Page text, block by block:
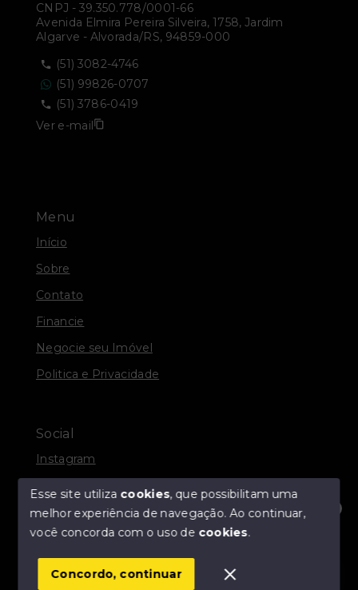
Olá! Estamos disponíveis para te ajudar.
Menu
Início
Sobre
Contato
Financie
Negocie seu Imóvel
Politica e Privacidade
Social
Instagram
CNPJ - 39.350.778/0001-66
Avenida Elmira Pereira Silveira, 1758, Jardim
Algarve - Alvorada/RS, 94859-000
(51) 3082-4746
(51) 99826-0707
(51) 3786-0419
Ver e-mail
Esse site utiliza cookies, que possibilitam uma
melhor experiência de navegação.Ao continuar,
você concorda com o uso de cookies.
Concordo, continuar